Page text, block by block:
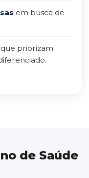
em busca de
que priorizam
de Saúde